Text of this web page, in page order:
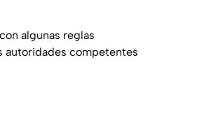
algunas reglas
autoridades competentes